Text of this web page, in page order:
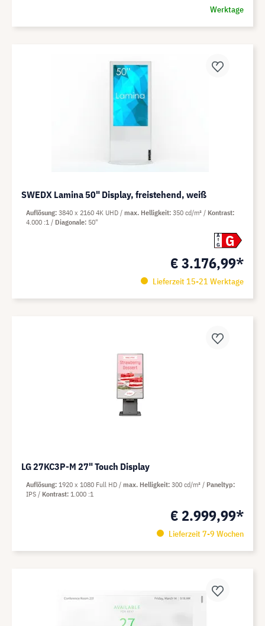
Werktage
SWEDX Lamina 50" Display, freistehend, weiß
A
G
G
€ 3.176,99*
Lieferzeit 15-21 Werktage
Auflösung 3840 x 2160 4K UHD max. Helligkeit 350 cd/m²
Kontrast
4.000 :1
Diagonale 50"
LG 27KC3P-M 27" Touch Display
€ 2.999,99*
Lieferzeit 7-9 Wochen
Auflösung 1920 x 1080 Full HD max. Helligkeit 300 cd/m²
Paneltyp
IPS
Kontrast 1.000 :1